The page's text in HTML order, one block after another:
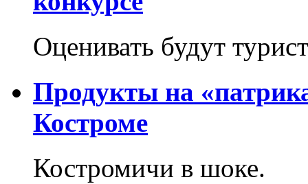
Оценивать будут
Продукты на
Костроме
Костромичи в шоке.